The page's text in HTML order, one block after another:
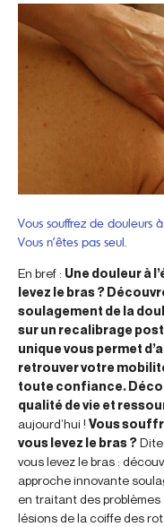
Vous souffrez de douleurs
Vous n’êtes pas seul.
En bref : Une douleur à
levez le bras ?
soulagement de la
sur un recalibrage
unique vous permet
retrouver votre
toute confiance.
qualité de vie et
aujourd’hui ! Vous
vous levez le bras ?
vous levez le bras :
approche innovante
en traitant des problèmes
lésions de la coiffe des